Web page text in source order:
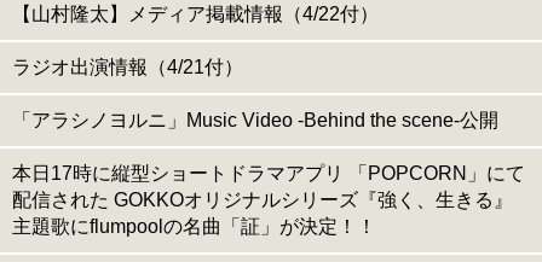
【山村隆太】メディア掲載情報（4/22付）
ラジオ出演情報（4/21付）
「アラシノヨルニ」Music Video -Behind the scene-公開
本日17時に縦型ショートドラマアプリ 「POPCORN」にて
配信された GOKKOオリジナルシリーズ『強く、生きる』
主題歌にflumpoolの名曲「証」が決定！！